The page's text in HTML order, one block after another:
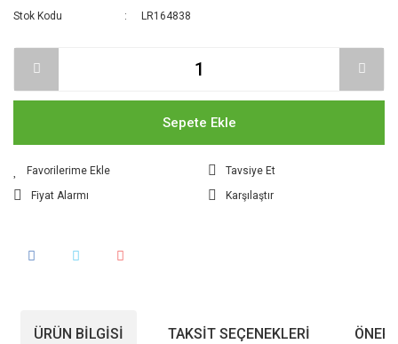
Stok Kodu
LR164838
Sepete Ekle
Tavsiye Et
Fiyat Alarmı
Karşılaştır
ÜRÜN BILGISI TAKSIT SEÇENEKLERI